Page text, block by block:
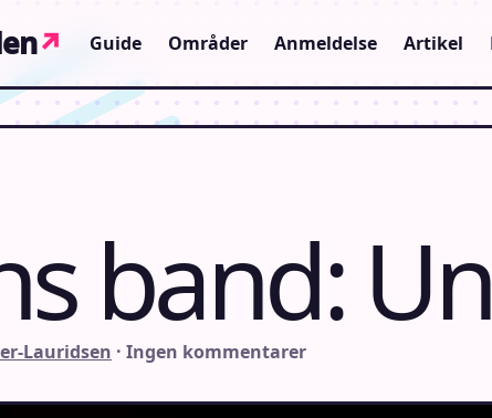
↗ Guide Områder Anmeldelse Artikel
band:
Lauridsen · Ingen kommentarer